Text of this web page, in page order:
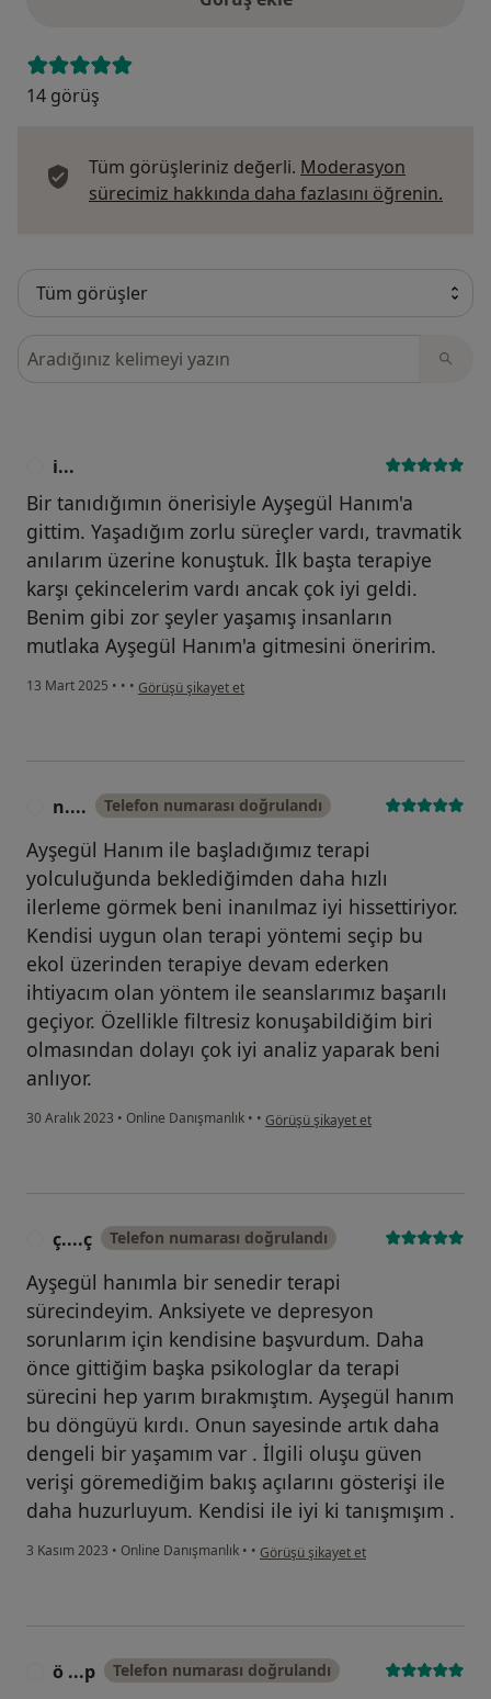
14 görüş
Tüm görüşleriniz değerli. Moderasyon
sürecimiz hakkında daha fazlasını öğrenin.
Görüşler içerisinde ara
i...
Bir tanıdığımın önerisiyle Ayşegül Hanım'a
gittim. Yaşadığım zorlu süreçler vardı, travmatik
anılarım üzerine konuştuk. İlk başta terapiye
karşı çekincelerim vardı ancak çok iyi geldi.
Benim gibi zor şeyler yaşamış insanların
mutlaka Ayşegül Hanım'a gitmesini öneririm.
13 Mart 2025 • • • kullanıcının görüşüne göre i...
Görüşü şikayet et
n.... Telefon numarası doğrulandı
Ayşegül Hanım ile başladığımız terapi
yolculuğunda beklediğimden daha hızlı
ilerleme görmek beni inanılmaz iyi hissettiriyor.
Kendisi uygun olan terapi yöntemi seçip bu
ekol üzerinden terapiye devam ederken
ihtiyacım olan yöntem ile seanslarımız başarılı
geçiyor. Özellikle filtresiz konuşabildiğim biri
olmasından dolayı çok iyi analiz yaparak beni
anlıyor.
30 Aralık 2023 • Online Danışmanlık • • kullanıcının görüşüne göre n....
Görüşü şikayet et
ç....ç Telefon numarası doğrulandı
Ayşegül hanımla bir senedir terapi
sürecindeyim. Anksiyete ve depresyon
sorunlarım için kendisine başvurdum. Daha
önce gittiğim başka psikologlar da terapi
sürecini hep yarım bırakmıştım. Ayşegül hanım
bu döngüyü kırdı. Onun sayesinde artık daha
dengeli bir yaşamım var . İlgili oluşu güven
verişi göremediğim bakış açılarını gösterişi ile
daha huzurluyum. Kendisi ile iyi ki tanışmışım .
3 Kasım 2023 • Online Danışmanlık • • kullanıcının görüşüne göre ç....ç
Görüşü şikayet et
ö ...p Telefon numarası doğrulandı